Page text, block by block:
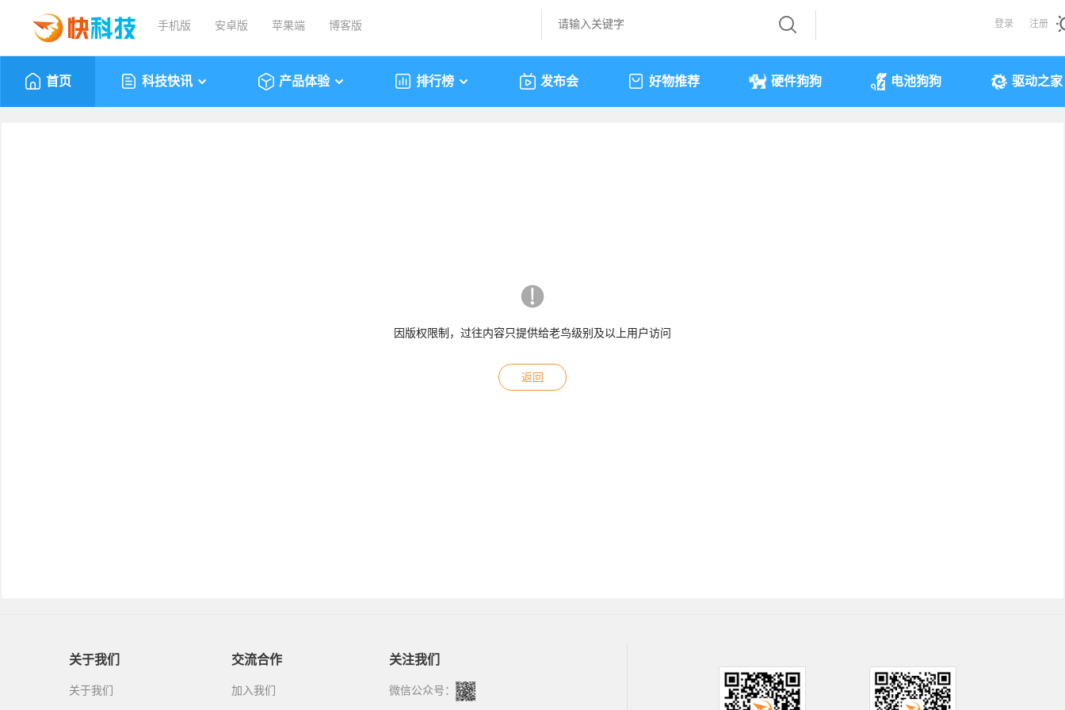
手机版 安卓版 苹果端 博客版 登录 注册
首页 科技快讯 产品体验 排行榜 发布会 好物推荐 硬件狗狗 电池狗狗 驱动之家
因版权限制，过往内容只提供给老鸟级别及以上用户访问
返回
关于我们
关于我们
交流合作
加入我们
关注我们
微信公众号：